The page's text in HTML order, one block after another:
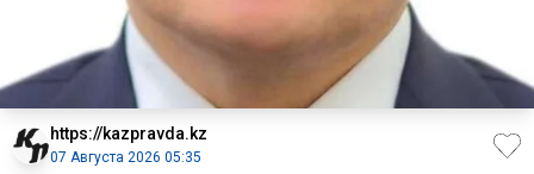
https://kazpravda.kz
07 Августа 2026 05:35